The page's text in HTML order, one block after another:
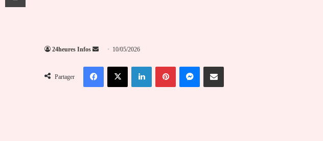
24heures Infos
Envoyer
courriel
10/05/2026
Partager
FacebookX LinkedinPinterestMessengerPartager par email